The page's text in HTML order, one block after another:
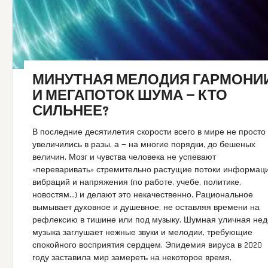
МИНУТНАЯ МЕЛОДИЯ
И МЕГАПОТОК ШУМА — КТО
СИЛЬНЕЕ?
В последние десятилетия скорости всего в мире не просто
увеличились в разы, а — на многие порядки, до бешеных
величин. Мозг и чувства человека не успевают
«переваривать» стремительно растущие потоки
вибраций и напряжения (по работе, учебе, политике,
новостям…) и делают это некачественно. Рациональное
вымывает духовное и душевное, не оставляя времени на
рефлексию в тишине или под музыку. Шумная уличная
музыка заглушает нежные звуки и мелодии, требующие
спокойного восприятия сердцем. Эпидемия вируса в 2020
году заставила мир замереть на некоторое время,